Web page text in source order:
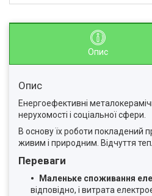
Опис
Опис
Енергоефективні
нерухомості і соціальної сфери.
В основу їх роботи покладений
живим і природним. Відчуття
Переваги
Маленьке споживання
відповідно, і витрата